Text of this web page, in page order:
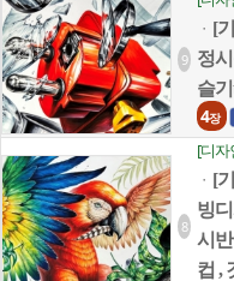
9
ㆍ [
정
슬
4장
8
[디자
ㆍ [
빙
시
컵 ,